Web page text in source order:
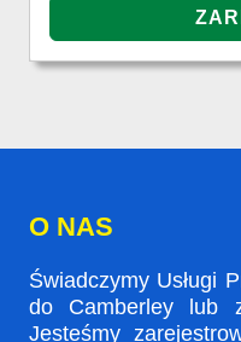
O NAS
Świadczymy Usługi
do Camberley lub
Jesteśmy